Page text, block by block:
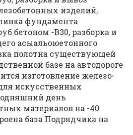
изделий,
фундамента
бетоном -В30, разборка и
асыальоюетонного
полотна существующей
базе на автодороге
изготовление железо-
искусственных
день
материалов на -40
база Подрядчика на